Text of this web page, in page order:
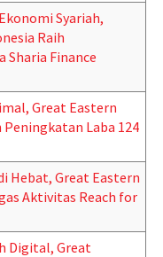
Syariah,
Raih
Sharia Finance
Great Eastern
Laba 124
Hebat, Great Eastern
Aktivitas Reach for
Digital, Great